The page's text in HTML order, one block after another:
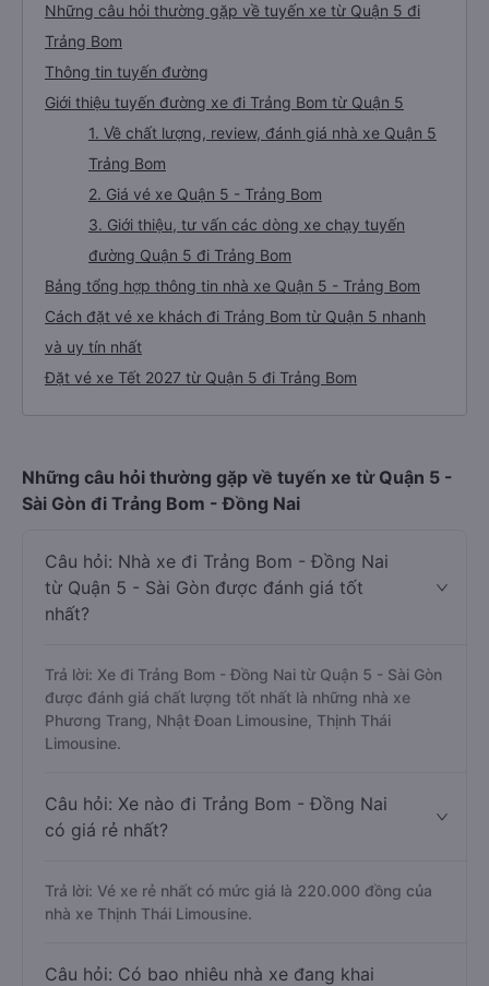
Những câu hỏi thường gặp về tuyến xe từ Quận 5 đi
Trảng Bom
Thông tin tuyến đường
Giới thiệu tuyến đường xe đi Trảng Bom từ Quận 5
1. Về chất lượng, review, đánh giá nhà xe Quận 5
Trảng Bom
2. Giá vé xe Quận 5 - Trảng Bom
3. Giới thiệu, tư vấn các dòng xe chạy tuyến
đường Quận 5 đi Trảng Bom
Bảng tổng hợp thông tin nhà xe Quận 5 - Trảng Bom
Cách đặt vé xe khách đi Trảng Bom từ Quận 5 nhanh
và uy tín nhất
Đặt vé xe Tết 2027 từ Quận 5 đi Trảng Bom
Những câu hỏi thường gặp về tuyến xe từ Quận 5 -
Sài Gòn đi Trảng Bom - Đồng Nai
Câu hỏi: Nhà xe đi Trảng Bom - Đồng Nai
từ Quận 5 - Sài Gòn được đánh giá tốt
nhất?
Trả lời: Xe đi Trảng Bom - Đồng Nai từ Quận 5 - Sài Gòn
được đánh giá chất lượng tốt nhất là những nhà xe
Phương Trang, Nhật Đoan Limousine, Thịnh Thái
Limousine.
Câu hỏi: Xe nào đi Trảng Bom - Đồng Nai
có giá rẻ nhất?
Trả lời: Vé xe rẻ nhất có mức giá là 220.000 đồng của
nhà xe Thịnh Thái Limousine.
Câu hỏi: Có bao nhiêu nhà xe đang khai